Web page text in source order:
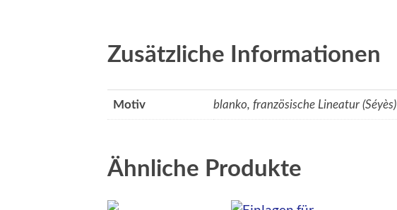
Zusätzliche Informationen
Motiv blanko, französische Lineatur (Séyès)
Ähnliche Produkte